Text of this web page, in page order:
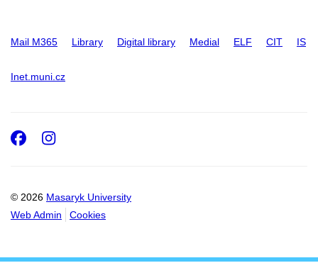
Mail M365 Library Digital library Medial ELF CIT IS
Inet.muni.cz
© 2026 Masaryk University
Web Admin
Cookies
Facebook
Instagram